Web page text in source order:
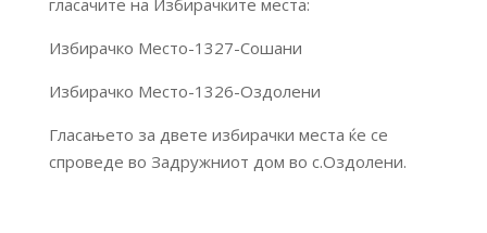
гласачите на Избирачките места:
Избирачко Место-1327-Сошани
Избирачко Место-1326-Оздолени
Гласањето за двете избирачки места ќе се
спроведе во Задружниот дом во с.Оздолени.